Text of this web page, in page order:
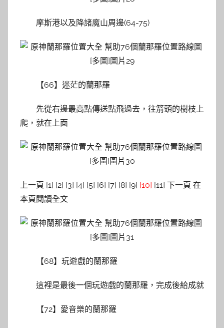
摩斯港以及降諸魔山周邊(64-75)
【66】迷茫的蘭那羅
先從右邊最高點傳送點飛過去，往箭頭的樹枝上
爬，就在上面
上一頁 [1] [2] [3] [4] [5] [6] [7] [8] [9] [10] [11] 下一頁 在
本頁閱讀全文
【68】玩遊戲的蘭那羅
這裡是最後一個玩遊戲的蘭那羅，完成後給成就
【72】愛音樂的蘭那羅